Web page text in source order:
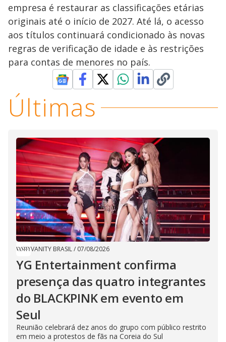
empresa é restaurar as classificações etárias
originais até o início de 2027. Até lá, o acesso
aos títulos continuará condicionado às novas
regras de verificação de idade e às restrições
para contas de menores no país.
Últimas
VANITY BRASIL/ 07/08/2026
YG Entertainment confirma
presença das quatro integrantes
do BLACKPINK em evento em
Seul
Reunião celebrará dez anos do grupo com público restrito
em meio a protestos de fãs na Coreia do Sul